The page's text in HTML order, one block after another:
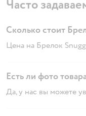
Часто
Сколько стоит
Цена на Брелок
Есть ли фото
Да, у нас вы можете